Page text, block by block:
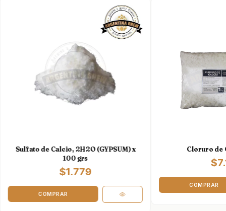
Sulfato de Calcio, 2H2O (GYPSUM) x
100 grs
$1.779
Cloruro de